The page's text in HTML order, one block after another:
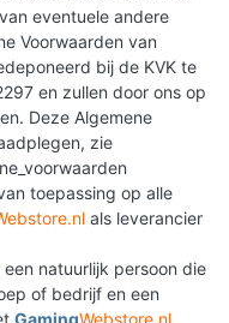
eventuele andere
Voorwaarden van
bij de KVK te
en zullen door ons op
Deze Algemene
zie
toepassing op alle
als leverancier
natuurlijk persoon die
of bedrijf en een